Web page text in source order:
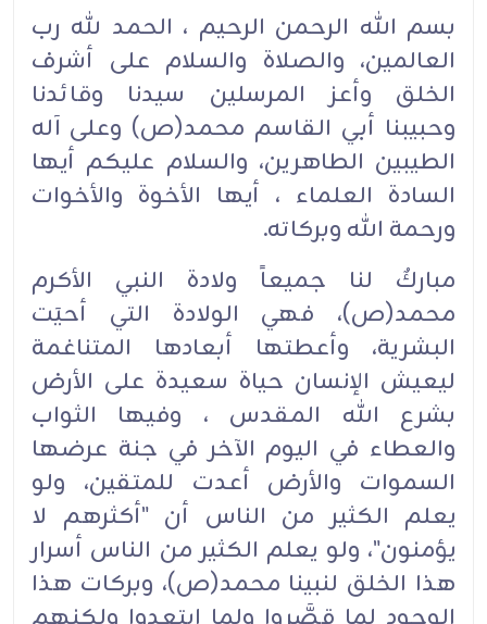
بسم الله الرحمن الرحيم ، الحمد لله رب
العالمين، والصلاة والسلام على أشرف
الخلق وأعز المرسلين سيدنا وقائدنا
وحبيبنا أبي القاسم محمد(ص) وعلى آله
الطيبين الطاهرين، والسلام عليكم أيها
السادة العلماء ، أيها الأخوة والأخوات
ورحمة الله وبركاته.
مباركٌ لنا جميعاً ولادة النبي الأكرم
محمد(ص)، فهي الولادة التي أحيَت
البشرية، وأعطتها أبعادها المتناغمة
ليعيش الإنسان حياة سعيدة على الأرض
بشرع الله المقدس ، وفيها الثواب
والعطاء في اليوم الآخر في جنة عرضها
السموات والأرض أعدت للمتقين، ولو
يعلم الكثير من الناس أن "أكثرهم لا
يؤمنون"، ولو يعلم الكثير من الناس أسرار
هذا الخلق لنبينا محمد(ص)، وبركات هذا